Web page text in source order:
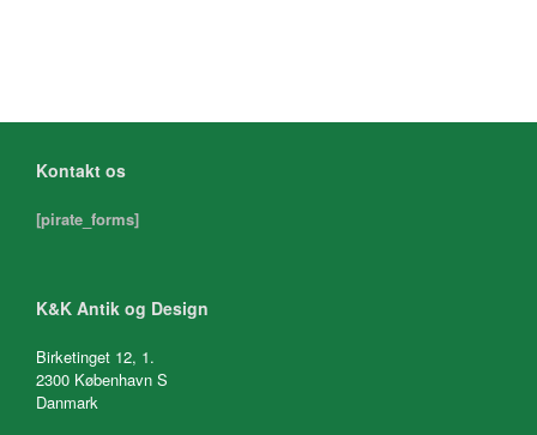
Kontakt os
[pirate_forms]
K&K Antik og Design
Birketinget 12, 1.
2300 København S
Danmark